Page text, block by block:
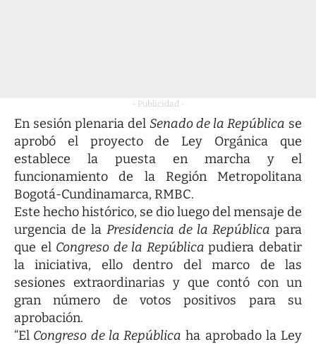
- Publicidad -
En sesión plenaria del Senado de la República se
aprobó el proyecto de Ley Orgánica que
establece la puesta en marcha y el
funcionamiento de la Región Metropolitana
Bogotá-Cundinamarca, RMBC.
Este hecho histórico, se dio luego del mensaje de
urgencia de la Presidencia de la República para
que el Congreso de la Repúblicapudiera debatir
la iniciativa, ello dentro del marco de las
sesiones extraordinarias y que contó con un
gran número de votos positivos para su
aprobación.
“El Congreso de la República ha aprobado la Ley